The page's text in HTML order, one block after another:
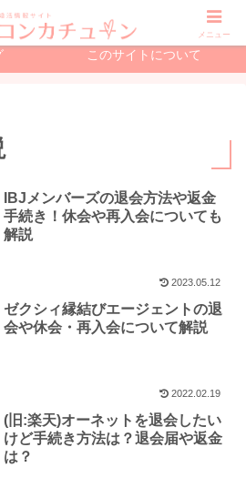
結婚相談所の記事
このサイトについて
IBJメンバーズの退会方法や返金
手続き！休会や再入会についても
解説
2023.05.12
ゼクシィ縁結びエージェントの退
会や休会・再入会について解説
2022.02.19
(旧:楽天)オーネットを退会したい
けど手続き方法は？退会届や返金
は？
メニュー